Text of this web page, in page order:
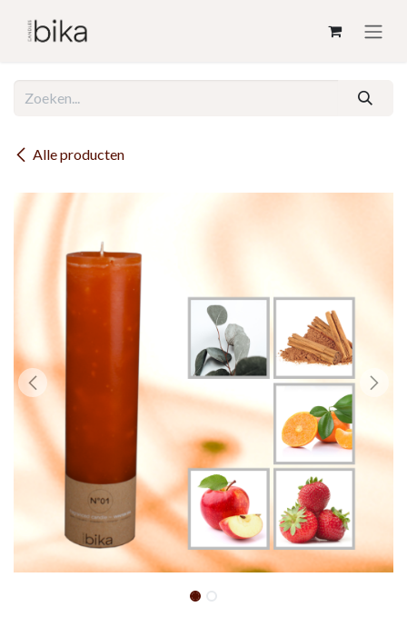
Alle producten